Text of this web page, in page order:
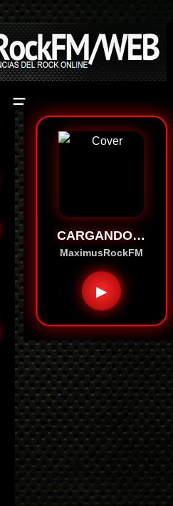
CARGANDO…
MaximusRockFM
▶